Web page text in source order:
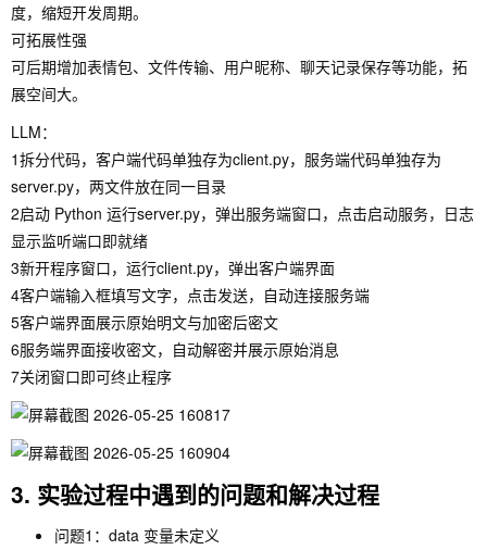
度，缩短开发周期。
可拓展性强
可后期增加表情包、文件传输、用户昵称、聊天记录保存等功能，拓
展空间大。
LLM：
1拆分代码，客户端代码单独存为client.py，服务端代码单独存为
server.py，两文件放在同一目录
2启动 Python 运行server.py，弹出服务端窗口，点击启动服务，日志
显示监听端口即就绪
3新开程序窗口，运行client.py，弹出客户端界面
4客户端输入框填写文字，点击发送，自动连接服务端
5客户端界面展示原始明文与加密后密文
6服务端界面接收密文，自动解密并展示原始消息
7关闭窗口即可终止程序
3. 实验过程中遇到的问题和解决过程
问题1：data 变量未定义